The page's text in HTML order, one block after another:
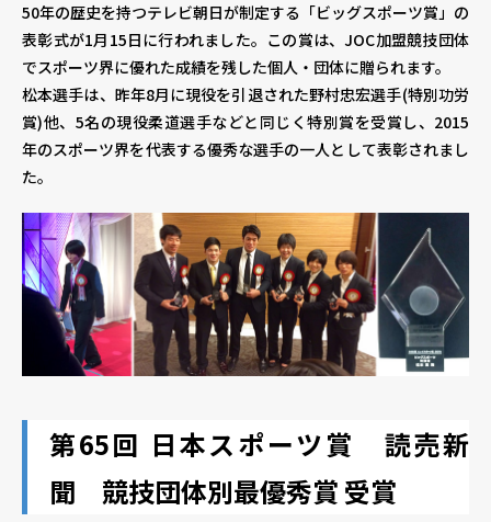
50年の歴史を持つテレビ朝日が制定する「ビッグスポーツ賞」の
表彰式が1月15日に行われました。この賞は、JOC加盟競技団体
でスポーツ界に優れた成績を残した個人・団体に贈られます。
松本選手は、昨年8月に現役を引退された野村忠宏選手(特別功労
賞)他、5名の現役柔道選手などと同じく特別賞を受賞し、2015
年のスポーツ界を代表する優秀な選手の一人として表彰されまし
た。
第65回 日本スポーツ賞 読売新
聞 競技団体別最優秀賞 受賞